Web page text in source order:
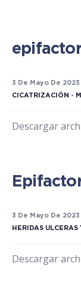
3 De Mayo De 2023
CICATRIZACIÓN •
Descargar
3 De Mayo De 2023
HERIDAS
Descargar